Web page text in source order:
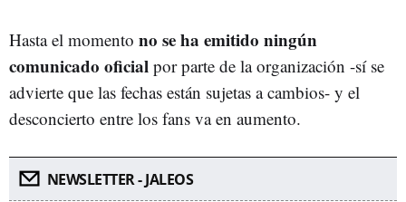
Hasta el momento no se ha emitido ningún
comunicado oficial por parte de la organización -sí se
advierte que las fechas están sujetas a cambios- y el
desconcierto entre los fans va en aumento.
NEWSLETTER - JALEOS